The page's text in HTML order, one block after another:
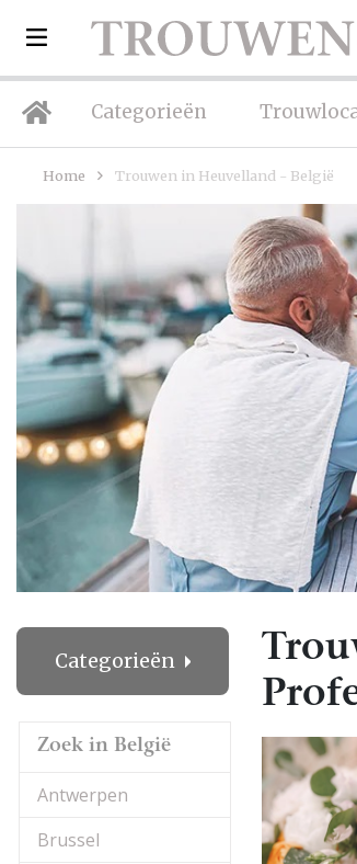
Categorieën
Home Trouwen in Heuvelland - België
Categorieën
Zoek in België
Antwerpen
Brussel